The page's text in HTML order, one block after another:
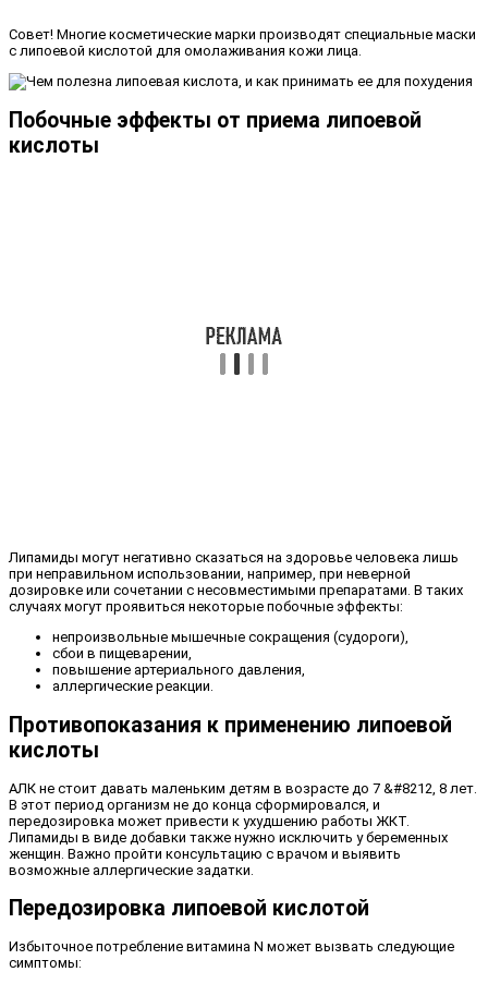
Совет! Многие косметические марки производят специальные маски
с липоевой кислотой для омолаживания кожи лица.
Побочные эффекты от приема липоевой
кислоты
Липамиды могут негативно сказаться на здоровье человека лишь
при неправильном использовании, например, при неверной
дозировке или сочетании с несовместимыми препаратами. В таких
случаях могут проявиться некоторые побочные эффекты:
непроизвольные мышечные сокращения (судороги),
сбои в пищеварении,
повышение артериального давления,
аллергические реакции.
Противопоказания к применению липоевой
кислоты
АЛК не стоит давать маленьким детям в возрасте до 7 &#8212, 8 лет.
В этот период организм не до конца сформировался, и
передозировка может привести к ухудшению работы ЖКТ.
Липамиды в виде добавки также нужно исключить у беременных
женщин. Важно пройти консультацию с врачом и выявить
возможные аллергические задатки.
Передозировка липоевой кислотой
Избыточное потребление витамина N может вызвать следующие
симптомы: